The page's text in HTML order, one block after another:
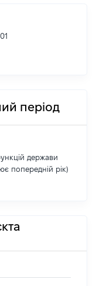
період
держави
попередній рік)